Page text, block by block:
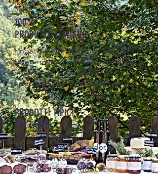
100%
PRODOTTO ITALIANO
I nostri alimenti sono prodotti
interamente in Italia, puntando
sulla valorizzazione delle
specialità del nostro paese.
PRODOTTI TIPICI
DEL LAZIO
La nostra forza è la produzione a
km zero, i nostri prodotti
agroalimentari provengono tutti
dalle campagne del Lazio,